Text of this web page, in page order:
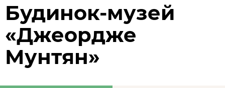
Будинок-музей
«Джеордже
Мунтян»